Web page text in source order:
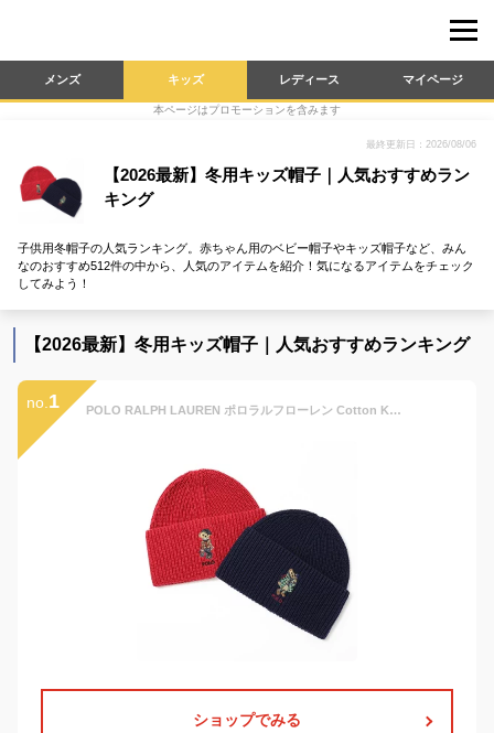
メンズ キッズ レディース マイページ
本ページはプロモーションを含みます
最終更新日：2026/08/06
【2026最新】冬用キッズ帽子｜人気おすすめラン
キング
子供用冬帽子の人気ランキング。赤ちゃん用のベビー帽子やキッズ帽子など、みん
なのおすすめ512件の中から、人気のアイテムを紹介！気になるアイテムをチェック
してみよう！
【2026最新】冬用キッズ帽子｜人気おすすめランキング
no. 1 POLO RALPH LAUREN ポロラルフローレン Cotton Knit Novelty Bear Hat ニット帽 ニットキャップ ビーニー 帽子 リブ ポロベア テディベア キッズ 大人もOK ユニセックス 313 920292 LaG Onlinestore
ショップでみる